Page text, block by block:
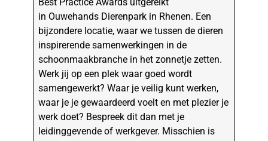
in Ouwehands Dierenpark in Rhenen. Een
bijzondere locatie, waar we tussen de dieren
inspirerende samenwerkingen in de
schoonmaakbranche in het zonnetje zetten.
Werk jij op een plek waar goed wordt
samengewerkt? Waar je veilig kunt werken,
waar je je gewaardeerd voelt en met plezier je
werk doet? Bespreek dit dan met je
leidinggevende of werkgever. Misschien is